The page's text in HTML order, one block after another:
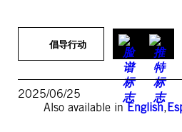
倡导行动
2025/06/25
Also available inEnglish,